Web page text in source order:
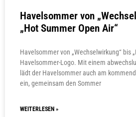
Havelsommer von
„Hot Summer Open Air“
Havelsommer von „Wechselwirkung“ bis
Havelsommer-Logo. Mit einem
lädt der Havelsommer auch am
ein, gemeinsam den Sommer
WEITERLESEN »